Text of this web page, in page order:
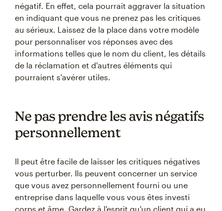
négatif. En effet, cela pourrait aggraver la situation
en indiquant que vous ne prenez pas les critiques
au sérieux. Laissez de la place dans votre modèle
pour personnaliser vos réponses avec des
informations telles que le nom du client, les détails
de la réclamation et d'autres éléments qui
pourraient s'avérer utiles.
Ne pas prendre les avis négatifs
personnellement
Il peut être facile de laisser les critiques négatives
vous perturber. Ils peuvent concerner un service
que vous avez personnellement fourni ou une
entreprise dans laquelle vous vous êtes investi
corps et âme. Gardez à l'esprit qu'un client qui a eu